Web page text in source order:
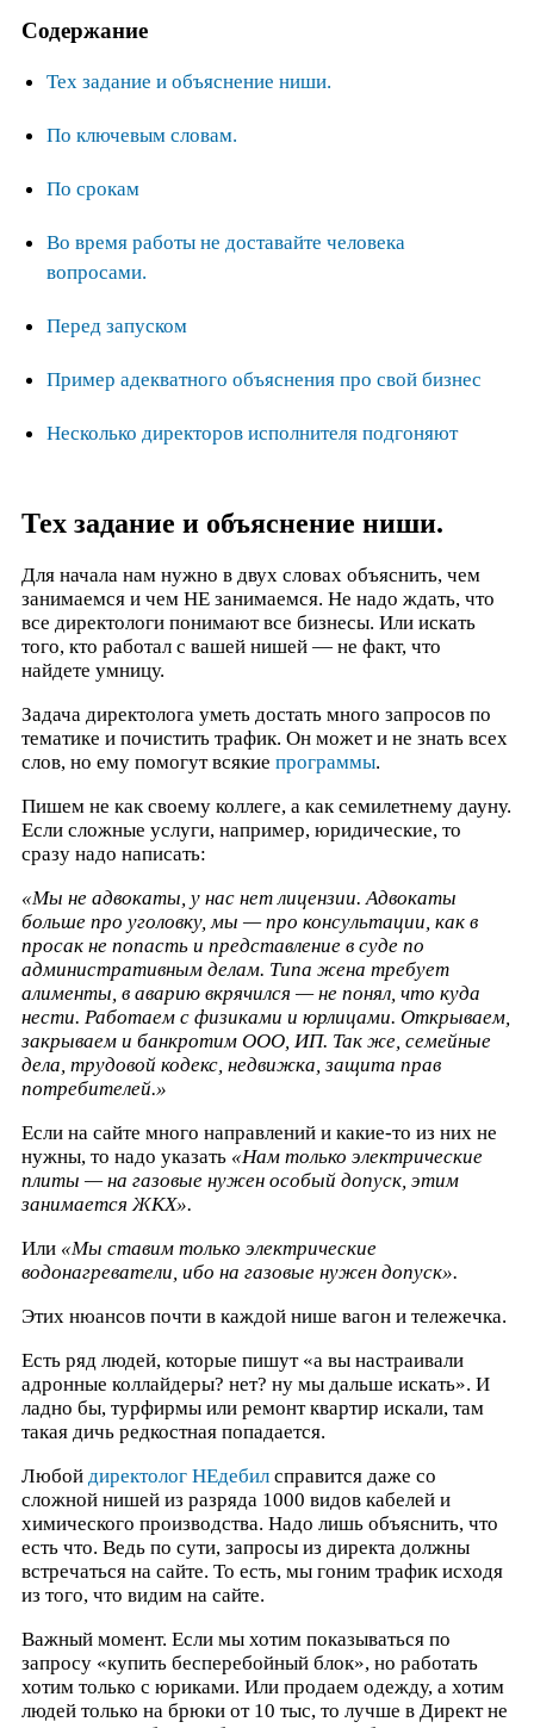
Содержание
Тех задание и объяснение ниши.
По ключевым словам.
По срокам
Во время работы не доставайте человека
вопросами.
Перед запуском
Пример адекватного объяснения про свой бизнес
Несколько директоров исполнителя подгоняют
Тех задание и объяснение ниши.
Для начала нам нужно в двух словах объяснить, чем
занимаемся и чем НЕ занимаемся. Не надо ждать, что
все директологи понимают все бизнесы. Или искать
того, кто работал с вашей нишей — не факт, что
найдете умницу.
Задача директолога уметь достать много запросов по
тематике и почистить трафик. Он может и не знать всех
слов, но ему помогут всякие программы.
Пишем не как своему коллеге, а как семилетнему дауну.
Если сложные услуги, например, юридические, то
сразу надо написать:
«Мы не адвокаты, у нас нет лицензии. Адвокаты
больше про уголовку, мы — про консультации, как в
просак не попасть и представление в суде по
административным делам. Типа жена требует
алименты, в аварию вкрячился — не понял, что куда
нести. Работаем с физиками и юрлицами. Открываем,
закрываем и банкротим ООО, ИП. Так же, семейные
дела, трудовой кодекс, недвижка, защита прав
потребителей.»
Если на сайте много направлений и какие-то из них не
нужны, то надо указать «Нам только электрические
плиты — на газовые нужен особый допуск, этим
занимается ЖКХ».
Или «Мы ставим только электрические
водонагреватели, ибо на газовые нужен допуск».
Этих нюансов почти в каждой нише вагон и тележечка.
Есть ряд людей, которые пишут «а вы настраивали
адронные коллайдеры? нет? ну мы дальше искать». И
ладно бы, турфирмы или ремонт квартир искали, там
такая дичь редкостная попадается.
Любой директолог НЕдебил справится даже со
сложной нишей из разряда 1000 видов кабелей и
химического производства. Надо лишь объяснить, что
есть что. Ведь по сути, запросы из директа должны
встречаться на сайте. То есть, мы гоним трафик исходя
из того, что видим на сайте.
Важный момент. Если мы хотим показываться по
запросу «купить бесперебойный блок», но работать
хотим только с юриками. Или продаем одежду, а хотим
людей только на брюки от 10 тыс, то лучше в Директ не